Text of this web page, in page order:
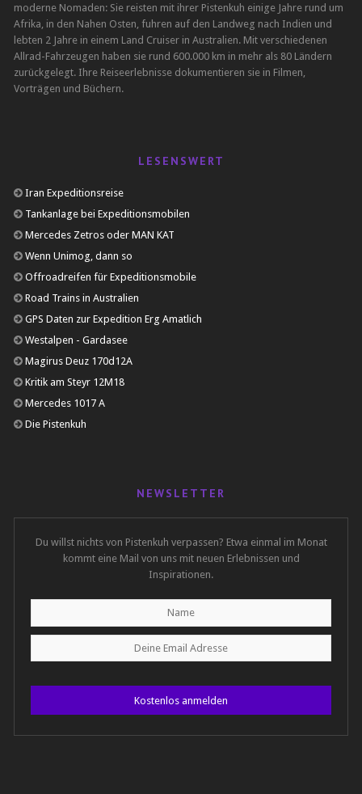
moderne Nomaden: Sie reisten mit ihrer Pistenkuh einige Jahre rund um
Afrika, in den Nahen Osten, fuhren auf den Landweg nach Indien und
lebten 2 Jahre in einem Land Cruiser in Australien. Mit verschiedenen
Allrad-Fahrzeugen haben sie rund 600.000 km in mehr als 80 Ländern
zurückgelegt. Ihre Reiseerlebnisse dokumentieren sie in Filmen,
Vorträgen und Büchern.
LESENSWERT
Iran Expeditionsreise
Tankanlage bei Expeditionsmobilen
Mercedes Zetros oder MAN KAT
Wenn Unimog, dann so
Offroadreifen für Expeditionsmobile
Road Trains in Australien
GPS Daten zur Expedition Erg Amatlich
Westalpen - Gardasee
Magirus Deuz 170d12A
Kritik am Steyr 12M18
Mercedes 1017 A
Die Pistenkuh
NEWSLETTER
Du willst nichts von Pistenkuh verpassen? Etwa einmal im Monat
kommt eine Mail von uns mit neuen Erlebnissen und
Inspirationen.
Kostenlos anmelden